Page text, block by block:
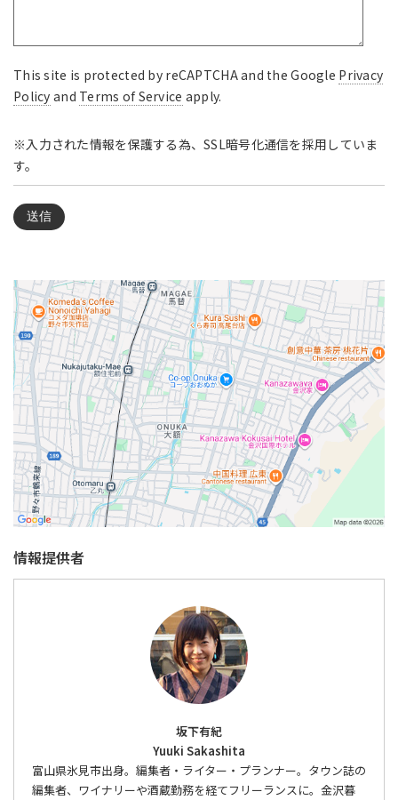
This site is protected by reCAPTCHA and the Google Privacy
Policy and Terms of Service apply.
※入力された情報を保護する為、SSL暗号化通信を採用していま
す。
情報提供者
坂下有紀
Yuuki Sakashita
富山県氷見市出身。編集者・ライター・プランナー。タウン誌の
編集者、ワイナリーや酒蔵勤務を経てフリーランスに。金沢暮